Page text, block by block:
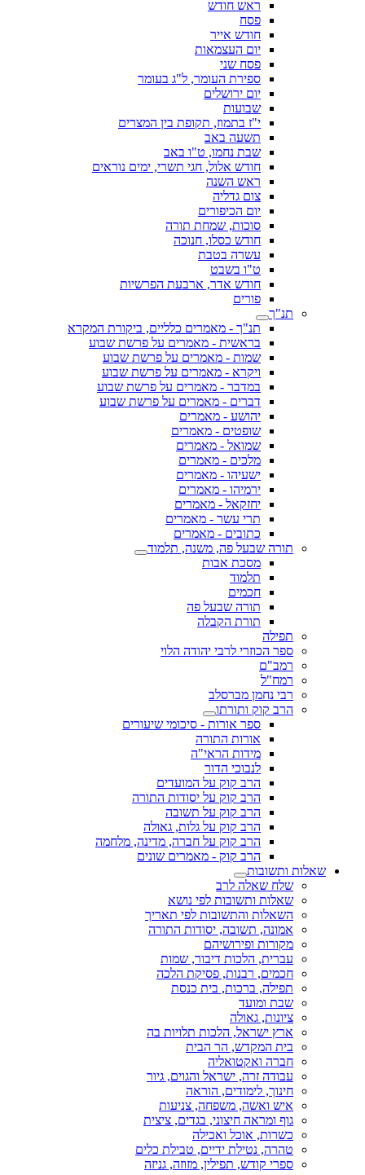
ראש חודש
פסח
חודש אייר
יום העצמאות
פסח שני
ספירת העומר, ל"ג בעומר
יום ירושלים
שבועות
י"ז בתמוז, תקופת בין המצרים
תשעה באב
שבת נחמו, ט"ו באב
חודש אלול, חגי תשרי, ימים נוראים
ראש השנה
צום גדליה
יום הכיפורים
סוכות, שמחת תורה
חודש כסלו, חנוכה
עשרה בטבת
ט"ו בשבט
חודש אדר, ארבעת הפרשיות
פורים
תנ"ך
תנ"ך - מאמרים כלליים, ביקורת המקרא
בראשית - מאמרים על פרשת שבוע
שמות - מאמרים על פרשת שבוע
ויקרא - מאמרים על פרשת שבוע
במדבר - מאמרים על פרשת שבוע
דברים - מאמרים על פרשת שבוע
יהושע - מאמרים
שופטים - מאמרים
שמואל - מאמרים
מלכים - מאמרים
ישעיהו - מאמרים
ירמיהו - מאמרים
יחזקאל - מאמרים
תרי עשר - מאמרים
כתובים - מאמרים
תורה שבעל פה, משנה, תלמוד
מסכת אבות
תלמוד
חכמים
תורה שבעל פה
תורת הקבלה
תפילה
ספר הכוזרי לרבי יהודה הלוי
רמב"ם
רמח"ל
רבי נחמן מברסלב
הרב קוק ותורתו
ספר אורות - סיכומי שיעורים
אורות התורה
מידות הראי"ה
לנבוכי הדור
הרב קוק על המועדים
הרב קוק על יסודות התורה
הרב קוק על תשובה
הרב קוק על גלות, גאולה
הרב קוק על חברה, מדינה, מלחמה
הרב קוק - מאמרים שונים
שאלות ותשובות
שלח שאלה לרב
שאלות ותשובות לפי נושא
השאלות והתשובות לפי תאריך
אמונה, תשובה, יסודות התורה
מקורות ופירושיהם
עברית, הלכות דיבור, שמות
חכמים, רבנות, פסיקת הלכה
תפילה, ברכות, בית כנסת
שבת ומועד
ציונות, גאולה
ארץ ישראל, הלכות תלויות בה
בית המקדש, הר הבית
חברה ואקטואליה
עבודה זרה, ישראל והגוים, גיור
חינוך, לימודים, הוראה
איש ואשה, משפחה, צניעות
גוף ומראה חיצוני, בגדים, ציצית
כשרות, אוכל ואכילה
טהרה, נטילת ידיים, טבילת כלים
ספרי קודש, תפילין, מזוזה, גניזה